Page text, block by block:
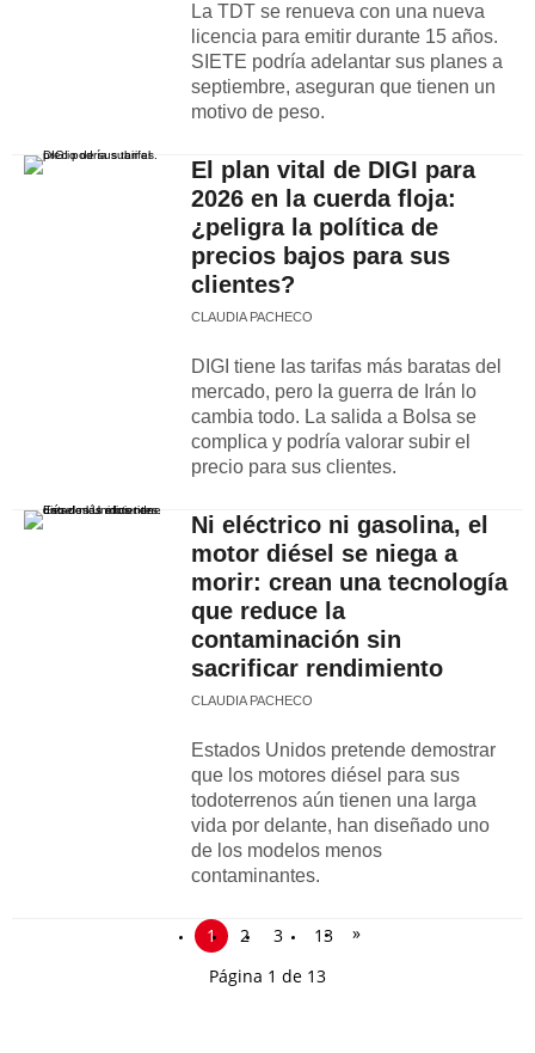
La TDT se renueva con una nueva
licencia para emitir durante 15 años.
SIETE podría adelantar sus planes a
septiembre, aseguran que tienen un
motivo de peso.
El plan vital de DIGI para
2026 en la cuerda floja:
¿peligra la política de
precios bajos para sus
clientes?
CLAUDIA PACHECO
DIGI tiene las tarifas más baratas del
mercado, pero la guerra de Irán lo
cambia todo. La salida a Bolsa se
complica y podría valorar subir el
precio para sus clientes.
Ni eléctrico ni gasolina, el
motor diésel se niega a
morir: crean una tecnología
que reduce la
contaminación sin
sacrificar rendimiento
CLAUDIA PACHECO
Estados Unidos pretende demostrar
que los motores diésel para sus
todoterrenos aún tienen una larga
vida por delante, han diseñado uno
de los modelos menos
contaminantes.
1 2 3 13
»
Página 1 de 13